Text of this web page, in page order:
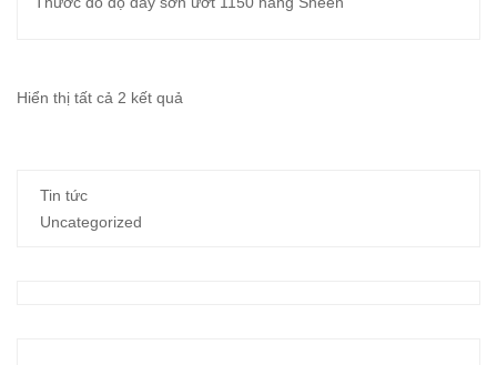
Hiển thị tất cả 2 kết quả
Tin tức
Uncategorized